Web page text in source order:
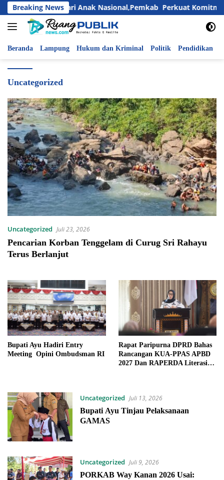
Langsung
ke
konten
Breaking News
Peringati Hari Anak Nasional,Pemkab Perkuat Komitmen
Beranda Lampung Hukum dan Kriminal Politik Pendidikan
Uncategorized
Uncategorized Juli 23, 2026
Pencarian Korban Tenggelam di Curug Sri Rahayu
Terus Berlanjut
Bupati Ayu Hadiri Entry
Meeting Opini Ombudsman RI
Rapat Paripurna DPRD Bahas
Rancangan KUA-PPAS APBD
2027 Dan RAPERDA Literasi
Uncategorized Juli 13, 2026
Bupati Ayu Tinjau Pelaksanaan
GAMAS
Uncategorized Juli 9, 2026
PORKAB Way Kanan 2026 Usai: